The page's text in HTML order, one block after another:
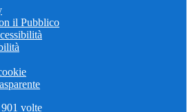
il Pubblico
901 volte